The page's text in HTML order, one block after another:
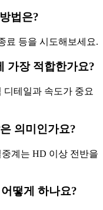
법은?
료 등을 시도해보세요.
가장 적합한가요?
디테일과 속도가 중요
의미인가요?
계는 HD 이상 전반을
떻게 하나요?